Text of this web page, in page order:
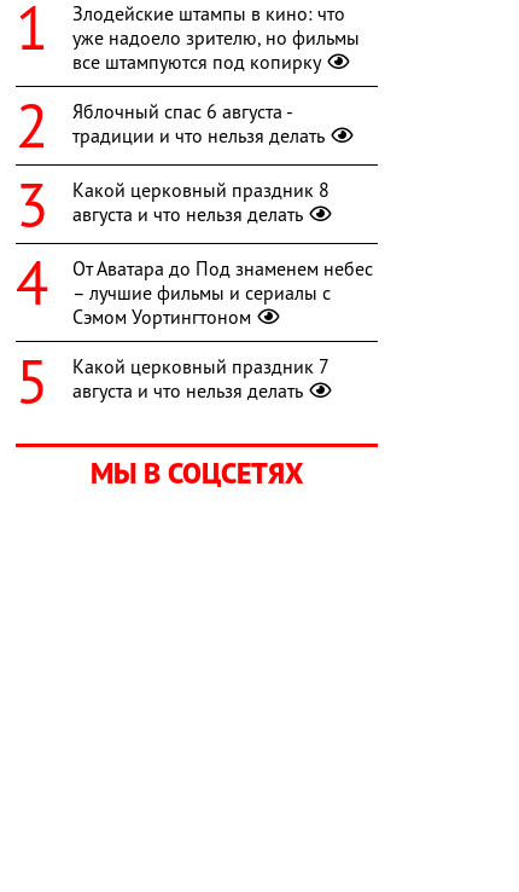
Злодейские штампы в кино: что
уже надоело зрителю, но фильмы
все штампуются под копирку
Яблочный спас 6 августа -
традиции и что нельзя делать
Какой церковный праздник 8
августа и что нельзя делать
От Аватара до Под знаменем небес
– лучшие фильмы и сериалы с
Сэмом Уортингтоном
Какой церковный праздник 7
августа и что нельзя делать
МЫ В СОЦСЕТЯХ